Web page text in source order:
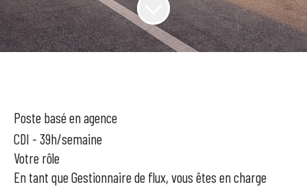
Poste basé en agence
CDI - 39h/semaine
Votre rôle
En tant que Gestionnaire de flux, vous êtes en charge